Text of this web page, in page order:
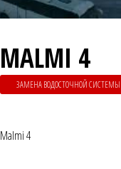
MALMI 4
ЗАМЕНА ВОДОСТОЧНОЙ СИСТЕМЫ
Malmi 4